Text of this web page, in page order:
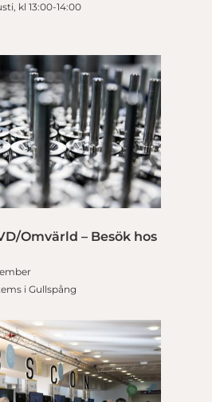
kl 13:00-14:00
Omvärld – Besök hos
i Gullspång